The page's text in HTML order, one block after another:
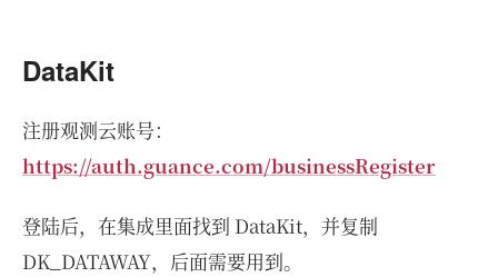
DataKit
注册观测云账号：
https://auth.guance.com/businessRegister
登陆后，在集成里面找到 DataKit，并复制
DK_DATAWAY，后面需要用到。